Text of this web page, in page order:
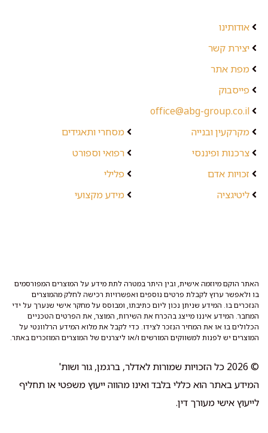
אודותינו
יצירת קשר
מפת אתר
פייסבוק
office@abg-group.co.il
מקרקעין ובנייה
צרכנות ופיננסי
זכויות אדם
ליטיגציה
מסחרי ותאגידים
רפואי וספורט
פלילי
מידע מקצועי
האתר הוקם מיוזמה אישית, ובין היתר במטרה לתת מידע על המוצרים המפורסמים
בו ולאפשר ערוץ לקבלת פרטים נוספים ואפשרויות רכישה לחלק מהמוצרים
הנזכרים בו. המידע שניתן נכון ליום כתיבתו, ומבוסס על מחקר אישי שנערך על ידי
המחבר. המידע איננו מייצג בהכרח את השירות, המוצר, את הפרטים הטכניים
הכלולים בו או את המחיר הנזכר לצידו. כדי לקבל את מלוא המידע הרלוונטי על
המוצרים יש לפנות למשווקים המורשים ו/או ליצרנים של המוצרים המוזכרים באתר.
© 2026 כל הזכויות שמורות לאדלר, ברגמן, גור ושות'
המידע באתר הוא כללי בלבד ואינו מהווה ייעוץ משפטי או תחליף
לייעוץ אישי מעורך דין.